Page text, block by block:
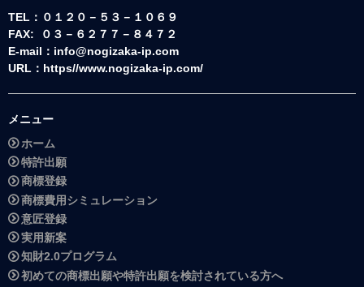
TEL：０１２０－５３－１０６９
FAX: ０３－６２７７－８４７２
E-mail：info@nogizaka-ip.com
URL：https//www.nogizaka-ip.com/
メニュー
ホーム
特許出願
商標登録
商標費用シミュレーション
意匠登録
実用新案
知財2.0プログラム
初めての商標出願や特許出願を検討されている方へ